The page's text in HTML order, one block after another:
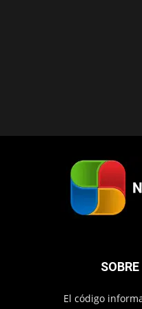
El código